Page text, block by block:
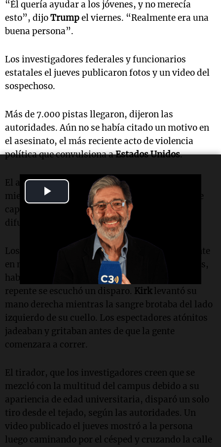
Video
“Él quería ayudar a los jóvenes, y no merecía
esto”, dijoTrumpel viernes. “Realmente era una
buena persona”.
Los investigadores federales y funcionarios
estatales el jueves publicaron fotos y un video del
sospechoso.
Más de 7.000 pistas llegaron, dijeron las
autoridades. Aún no se había citado un motivo en
el asesinato, el más reciente acto de violencia
política que convulsiona aEstados Unidos.
El ataque, llevado a cabo a plena luz del día
mientrasKirk
hablaba sobre temas sociales, fue
capturado en videos espeluznantes que se
difundieron en las redes sociales.
Los videos mostraron aKirk, quien fue influyente
en movilizar a los jóvenes votantes republicanos,
hablando con micrófono en mano cuando de
repente se escuchó un disparo. Kirklevantó su
mano derecha mientras la sangre brotaba del lado
izquierdo de su cuello. Los espectadores atónitos
jadeaban y gritaban antes de que la gente
comenzara a correr.
El tirador, que los investigadores creen que se
mezcló con la multitud del campus debido a su
apariencia de edad universitaria, disparó un solo
tiro desde el tejado, según las autoridades. Un
video publicado el jueves mostró a la persona
luego caminando por el césped y cruzando la calle